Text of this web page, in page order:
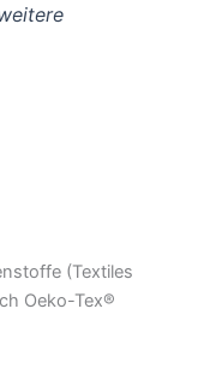
(Textiles
Oeko-Tex®